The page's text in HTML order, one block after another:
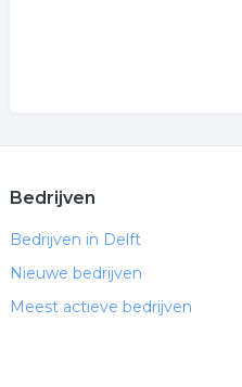
Bedrijven
Bedrijven in Delft
Nieuwe bedrijven
Meest actieve bedrijven